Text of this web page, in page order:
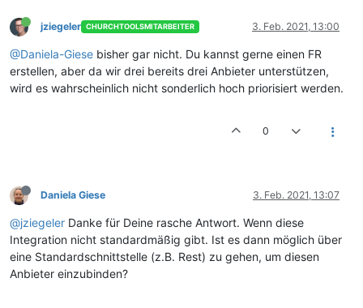
jziegeler CHURCHTOOLSMITARBEITER 3. Feb. 2021, 13:00
@Daniela-Giese bisher gar nicht. Du kannst gerne einen FR
erstellen, aber da wir drei bereits drei Anbieter unterstützen,
wird es wahrscheinlich nicht sonderlich hoch priorisiert werden.
0
Daniela Giese 3. Feb. 2021, 13:07
@jziegeler Danke für Deine rasche Antwort. Wenn diese
Integration nicht standardmäßig gibt. Ist es dann möglich über
eine Standardschnittstelle (z.B. Rest) zu gehen, um diesen
Anbieter einzubinden?